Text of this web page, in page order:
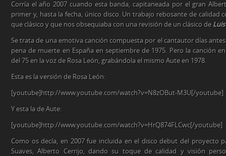
Corría el año 2007 cuando esta banda, capitaneada por el gran
primer y, hasta la fecha, único disco. Un trabajo rebosante de calidad
que clásico y que nos obsequiaba con una revisión de un clásico de
Se trata de una emotiva canción compuesta por el cantautor días
pena de muerte en España en septiembre de 1975. Pero la canción
del 75 en la voz de Rosa León, grabándola el mismo Aute en 1978.
Esta es la versión de Rosa León:
[youtube]http://www.youtube.com/watch?v=N8zOBut-M3U[/youtube]
Y esta la de Aute:
[youtube]http://www.youtube.com/watch?v=HrQ874FLCwc[/youtube]
Como os decía, en 2007 fue incluida en el disco debut del proyecto
Suaves, Alberto Cerrijo, dando su toque de calidad y visión